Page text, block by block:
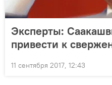
Эксперты:
привести к
11 сентября 2017, 12:43